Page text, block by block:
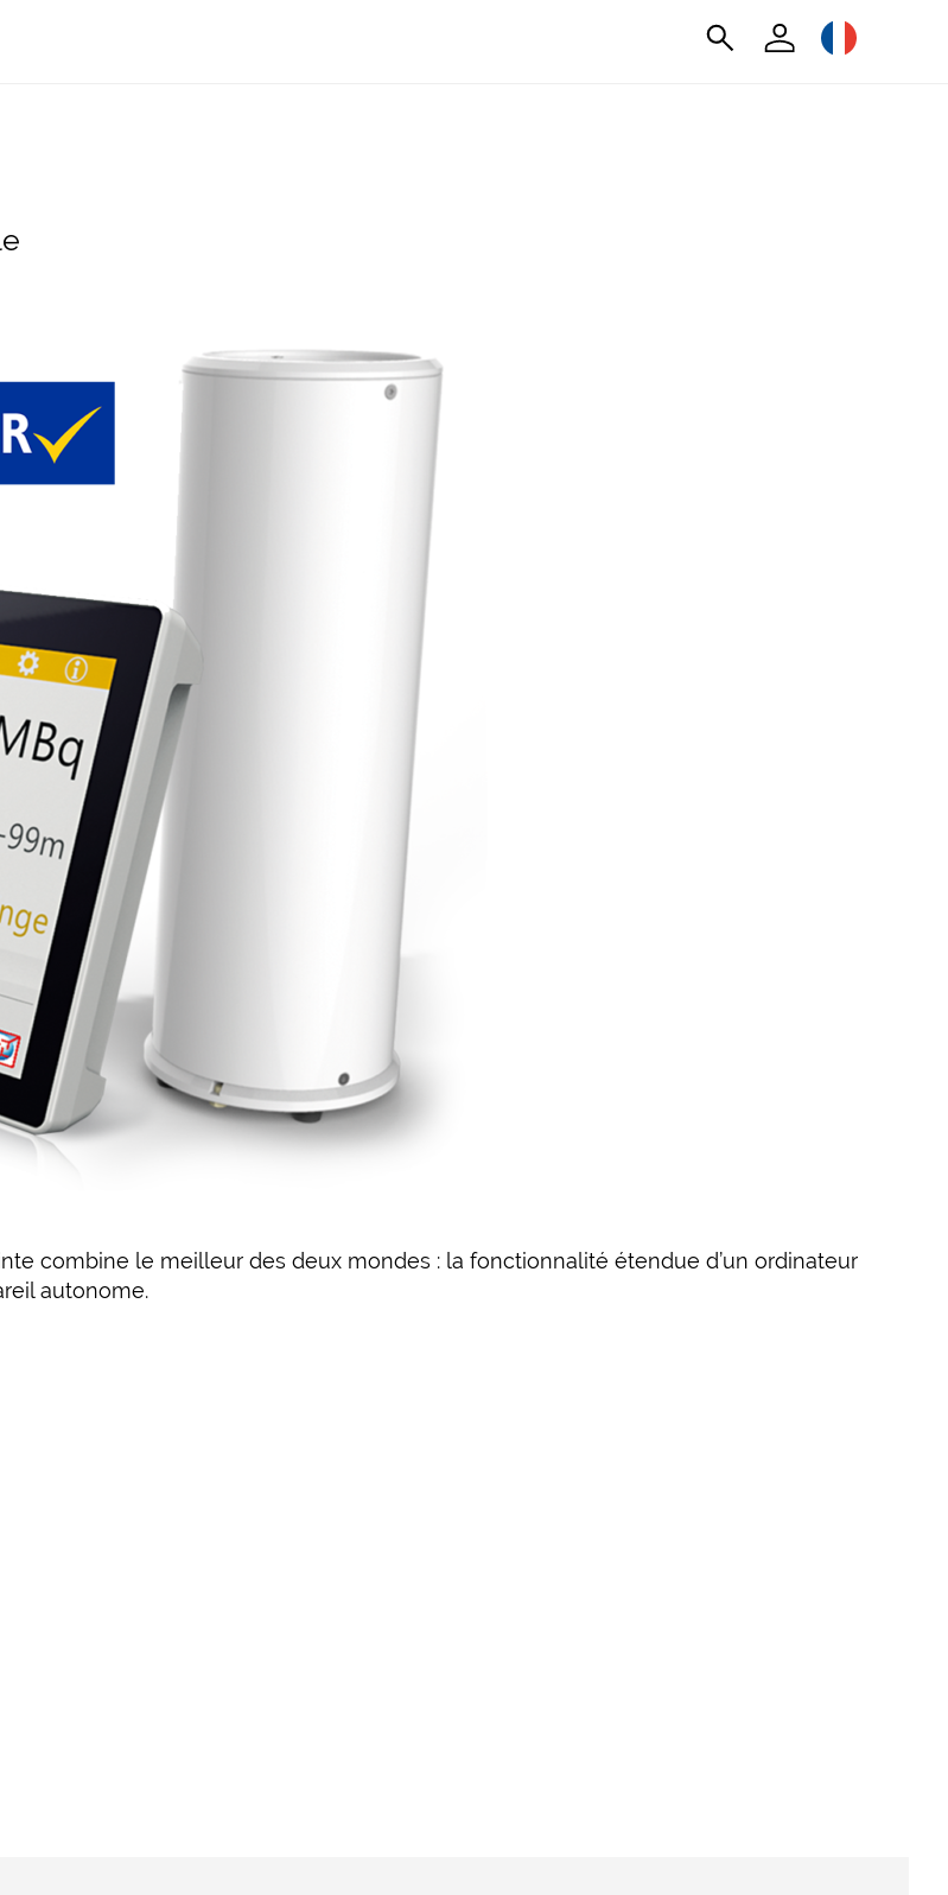
combine le meilleur des deux mondes : la fonctionnalité étendue d’un ordinateur
autonome.